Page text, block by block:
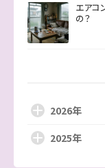
エアコ
の？
2026年
2025年